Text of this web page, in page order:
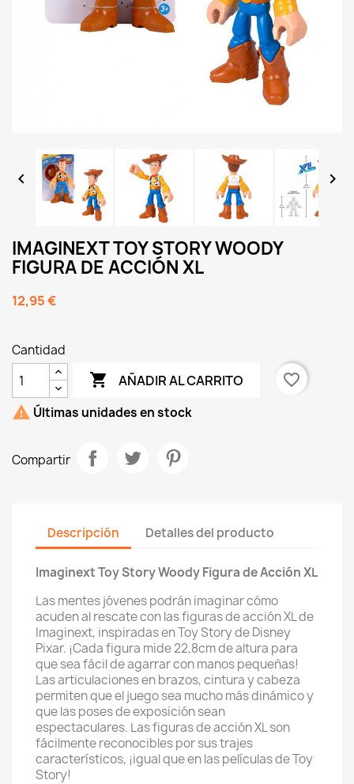
 
IMAGINEXT TOY STORY WOODY
FIGURA DE ACCIÓN XL
12,95 €
Cantidad
 AÑADIR AL CARRITO
favorite_border
 Últimas unidades en stock
Compartir
Descripción Detalles del producto
Imaginext Toy Story Woody Figura de Acción XL
Las mentes jóvenes podrán imaginar cómo
acuden al rescate con las figuras de acción XL de
Imaginext, inspiradas en Toy Story de Disney
Pixar. ¡Cada figura mide 22,8cm de altura para
que sea fácil de agarrar con manos pequeñas!
Las articulaciones en brazos, cintura y cabeza
permiten que el juego sea mucho más dinámico y
que las poses de exposición sean
espectaculares. Las figuras de acción XL son
fácilmente reconocibles por sus trajes
característicos, ¡igual que en las películas de Toy
Story!